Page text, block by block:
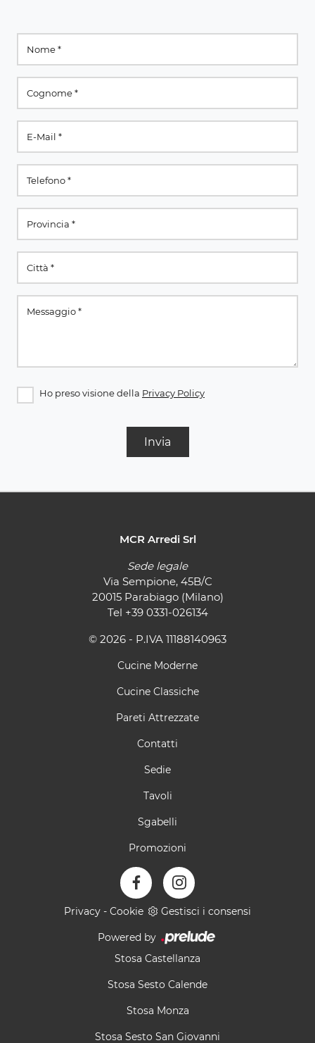
Ho preso visione della Privacy Policy
Invia
MCR Arredi Srl
Sede legale
Via Sempione, 45B/C
20015 Parabiago (Milano)
Tel +39 0331-026134
© 2026 - P.IVA 11188140963
Cucine Moderne
Cucine Classiche
Pareti Attrezzate
Contatti
Sedie
Tavoli
Sgabelli
Promozioni
Privacy - Cookie Gestisci i consensi
Powered by
Stosa Castellanza
Stosa Sesto Calende
Stosa Monza
Stosa Sesto San Giovanni